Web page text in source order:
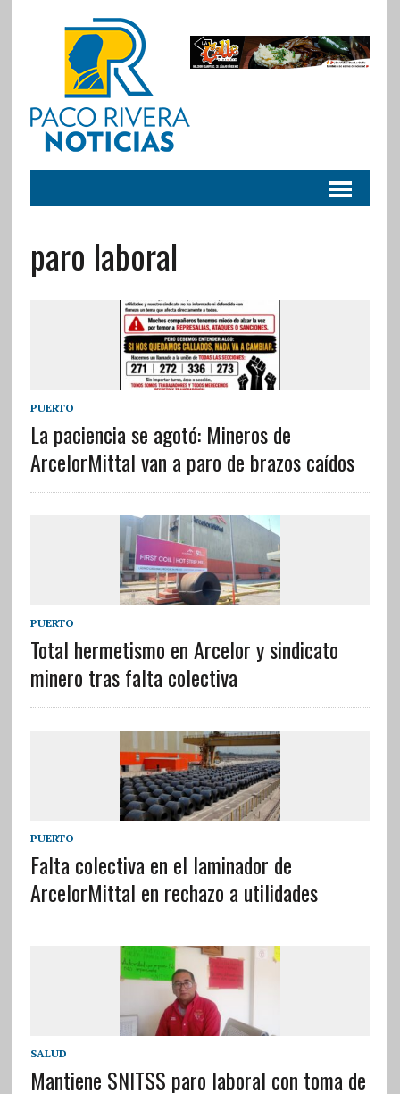
paro laboral
PUERTO
La paciencia se agotó: Mineros de
ArcelorMittal van a paro de brazos caídos
PUERTO
Total hermetismo en Arcelor y sindicato
minero tras falta colectiva
PUERTO
Falta colectiva en el laminador de
ArcelorMittal en rechazo a utilidades
SALUD
Mantiene SNITSS paro laboral con toma de